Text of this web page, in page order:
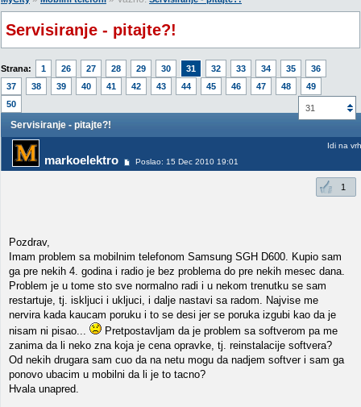
Servisiranje - pitajte?!
Strana: 1 26 27 28 29 30 31 32 33 34 35
36
37
38 39 40 41 42 43 44 45 46 47 48
49
50
31
Servisiranje - pitajte?!
markoelektro Poslao: 15 Dec 2010 19:01
Idi na vrh
1
Pozdrav,
Imam problem sa mobilnim telefonom Samsung SGH D600. Kupio sam
ga pre nekih 4. godina i radio je bez problema do pre nekih mesec dana.
Problem je u tome sto sve normalno radi i u nekom trenutku se sam
restartuje, tj. iskljuci i ukljuci, i dalje nastavi sa radom. Najvise me
nervira kada kaucam poruku i to se desi jer se poruka izgubi kao da je
nisam ni pisao...
Pretpostavljam da je problem sa softverom pa me
zanima da li neko zna koja je cena opravke, tj. reinstalacije softvera?
Od nekih drugara sam cuo da na netu mogu da nadjem softver i sam ga
ponovo ubacim u mobilni da li je to tacno?
Hvala unapred.